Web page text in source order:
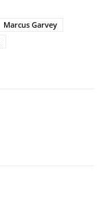
Marcus Garvey